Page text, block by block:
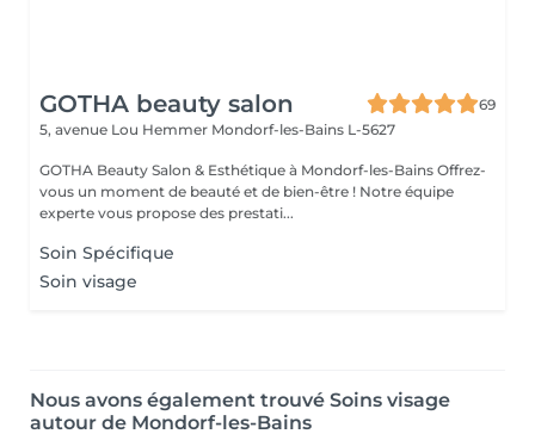
GOTHA beauty salon
69
5, avenue Lou Hemmer Mondorf-les-Bains L-5627
GOTHA Beauty Salon & Esthétique à Mondorf-les-Bains Offrez-
vous un moment de beauté et de bien-être ! Notre équipe
experte vous propose des prestati...
Soin Spécifique
Soin visage
Nous avons également trouvé Soins visage
autour de Mondorf-les-Bains